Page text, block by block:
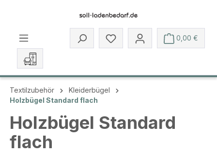
Du hast 0 Produkte auf dem
0,00 €
Textilzubehör
Kleiderbügel
Holzbügel Standard flach
Holzbügel Standard
flach